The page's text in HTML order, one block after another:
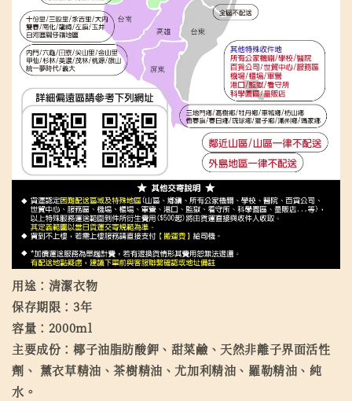
用途：清潔衣物
保存期限：3年
容量：2000ml
主要成份：椰子油脂肪酸鉀、甜菜鹼、天然非離子界面活性
劑、 薰衣草精油、茶樹精油、尤加利精油、羅勒精油、純
水。